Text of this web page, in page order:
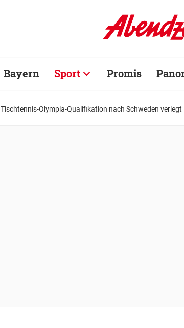
Bayern Sport Promis
Tischtennis-Olympia-Qualifikation nach Schweden verlegt